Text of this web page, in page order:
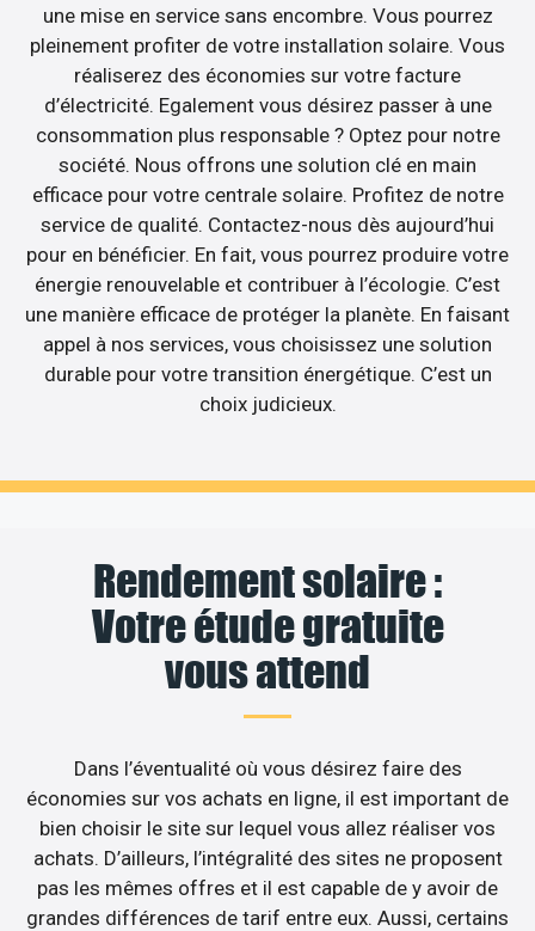
une mise en service sans encombre. Vous pourrez
pleinement profiter de votre installation solaire. Vous
réaliserez des économies sur votre facture
d’électricité. Egalement vous désirez passer à une
consommation plus responsable ? Optez pour notre
société. Nous offrons une solution clé en main
efficace pour votre centrale solaire. Profitez de notre
service de qualité. Contactez-nous dès aujourd’hui
pour en bénéficier. En fait, vous pourrez produire votre
énergie renouvelable et contribuer à l’écologie. C’est
une manière efficace de protéger la planète. En faisant
appel à nos services, vous choisissez une solution
durable pour votre transition énergétique. C’est un
choix judicieux.
Rendement solaire :
Votre étude gratuite
vous attend
Dans l’éventualité où vous désirez faire des
économies sur vos achats en ligne, il est important de
bien choisir le site sur lequel vous allez réaliser vos
achats. D’ailleurs, l’intégralité des sites ne proposent
pas les mêmes offres et il est capable de y avoir de
grandes différences de tarif entre eux. Aussi, certains